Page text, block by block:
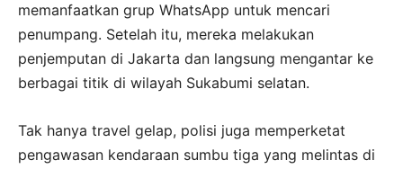
memanfaatkan grup WhatsApp untuk mencari
penumpang. Setelah itu, mereka melakukan
penjemputan di Jakarta dan langsung mengantar ke
berbagai titik di wilayah Sukabumi selatan.
Tak hanya travel gelap, polisi juga memperketat
pengawasan kendaraan sumbu tiga yang melintas di